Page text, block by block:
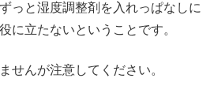
っと湿度調整剤を入れっぱなしに
に立たないということです。
せんが注意してください。